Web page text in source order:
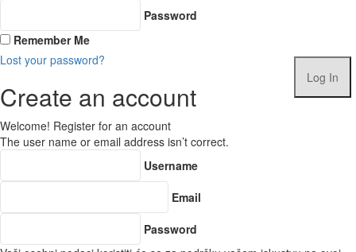
Password
Remember Me
Lost your password?
Create an account
Welcome! Register for an account
The user name or email address isn’t correct.
Username
Email
Password